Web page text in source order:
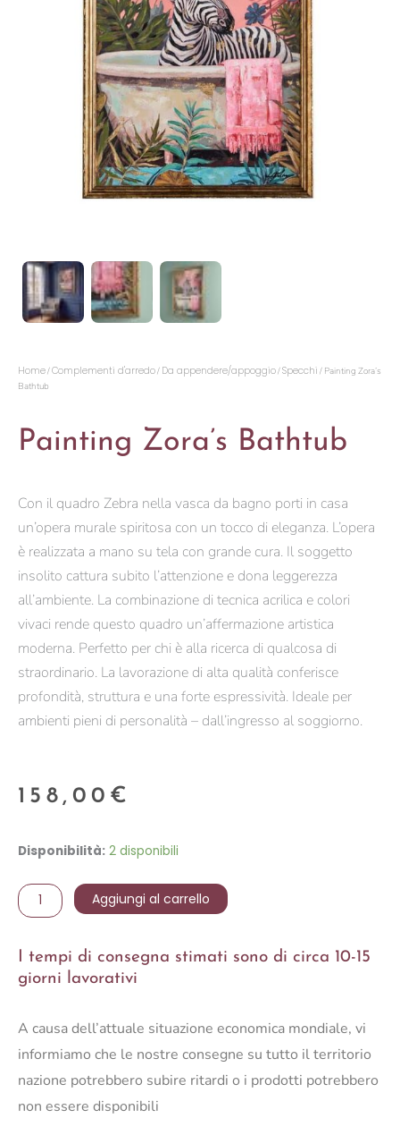
Home/Complementi d'arredo/ Da appendere/appoggio/Specchi / Painting Zora’s
Bathtub
Painting Zora’s Bathtub
Con il quadro Zebra nella vasca da bagno porti in casa
un’opera murale spiritosa con un tocco di eleganza. L’opera
è realizzata a mano su tela con grande cura. Il soggetto
insolito cattura subito l’attenzione e dona leggerezza
all’ambiente. La combinazione di tecnica acrilica e colori
vivaci rende questo quadro un’affermazione artistica
moderna. Perfetto per chi è alla ricerca di qualcosa di
straordinario. La lavorazione di alta qualità conferisce
profondità, struttura e una forte espressività. Ideale per
ambienti pieni di personalità – dall’ingresso al soggiorno.
158,00 €
Disponibilità: 2 disponibili
Painting
Bathtub
quantità
Aggiungi al carrello
I tempi di consegna stimati sono di circa 10-15
giorni lavorativi
A causa dell’attuale situazione economica mondiale, vi
informiamo che le nostre consegne su tutto il territorio
nazione potrebbero subire ritardi o i prodotti potrebbero
non essere disponibili